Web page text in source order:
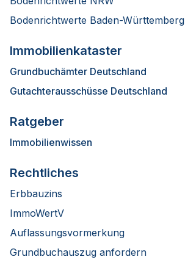
Bodenrichtwerte Baden-Württemberg
Immobilienkataster
Grundbuchämter Deutschland
Gutachterausschüsse Deutschland
Ratgeber
Immobilienwissen
Rechtliches
Erbbauzins
ImmoWertV
Auflassungsvormerkung
Grundbuchauszug anfordern